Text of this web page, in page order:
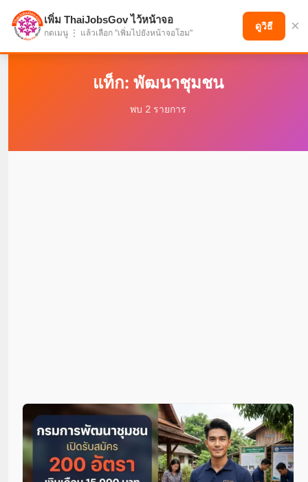
แบ่งปันโอกาส เพื่ออนาคตที่ก้าวหน้า
แท็ก: พัฒนาชุมชน
พบ 2 รายการ
เพิ่ม ThaiJobsGov ไว้หน้าจอ
กดเมนู ⋮ แล้วเลือก "เพิ่มไปยังหน้าจอโฮม"
ดูวิธี ×